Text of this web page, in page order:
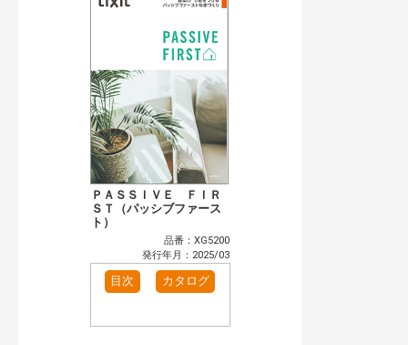
まずはここから（2）
リフォームおすすめ（2）
省エネ住宅関連（5）
補助金・優遇制度を知る（1）
カテゴリー
窓・シャッター（2）
玄関ドア・引戸（2）
インテリア建材（2）
エクステリア（2）
キッチン（2）
浴室（2）
洗面化粧室（1）
水栓金具（1）
高性能住宅工法（2）
その他（1）
ＰＡＳＳＩＶＥ ＦＩＲ
ＳＴ（パッシブファース
ト）
品番：XG5200
発行年月：2025/03
目次 カタログ